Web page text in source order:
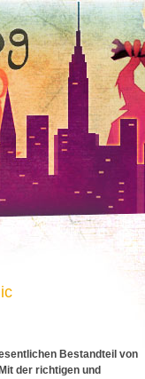
Bestandteil von
der richtigen und